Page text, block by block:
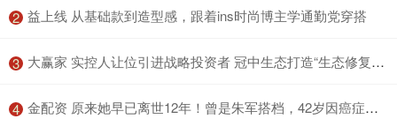
2 ​益上线 从基础款到造型感，跟着ins时尚博主学通勤党穿搭
3 ​大赢家 实控人让位引进战略投资者 冠中生态打造“生态修复+财税数智化”双主业
4 ​金配资 原来她早已离世12年！曾是朱军搭档，42岁因癌症病故一生奉献事业